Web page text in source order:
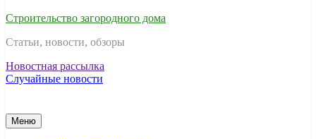
Строительство загородного дома
Статьи, новости, обзоры
Новостная рассылка
Случайные новости
Меню